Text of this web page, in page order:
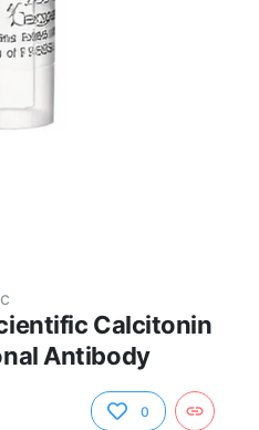
Calcitonin
Antibody
0